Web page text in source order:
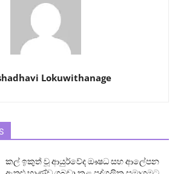
Lokuwithanage
කල් ඉකුත් වූ ආයුර්වේද ඖෂධ සහ ආලේපන